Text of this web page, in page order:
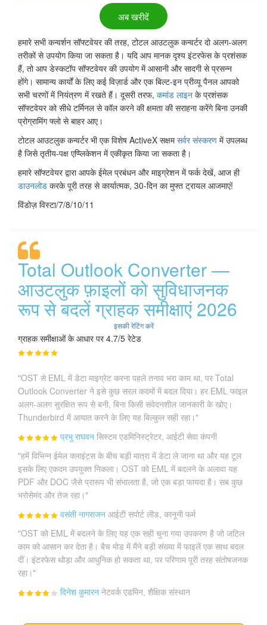
अब खरीदें
हमारे सभी कन्वर्शन सॉफ्टवेयर की तरह, टोटल आउटलुक कन्वर्टर दो अलग-अलग
तरीकों से उपयोग किया जा सकता है। यदि आप मानक दृश्य इंटरफेस के प्रशंसक
हैं, तो आप डेस्कटॉप सॉफ्टवेयर की उपयोग में आसानी और सादगी से प्रसन्न
होंगे। सामान्य कार्यों के लिए कई विज़ार्ड और एक बिल्ट-इन प्रीव्यू पैनल आपको
सभी चरणों में नियंत्रण में रखते हैं। दूसरी तरफ, कमांड लाइन के प्रशंसक
सॉफ्टवेयर को सीधे टर्मिनल से कॉल करने की क्षमता की सराहना करेंगे बिना उनकी
प्रोग्रामिंग फ्लो से बाहर आए।
टोटल आउटलुक कन्वर्टर भी एक विशेष ActiveX सक्षमसर्वर संस्करण में उपलब्ध
है जिसे तृतीय-पक्ष एप्प्लिकेशन में एकीकृत किया जा सकता है।
हमारे सॉफ्टवेयर द्वारा आपके ईमेल प्रबंधन और माइग्रेशन में फर्क देखें, आज ही
डाउनलोड करके पूरी तरह से कार्यात्मक, 30-दिन का मुफ्त ट्रायल आजमाएं!
विंडोज़ विस्टा/7/8/10/11
Total Outlook Converter —
आउटलुक फ़ाइलों को सुविधाजनक
रूप से बदलें ग्राहक समीक्षाएं 2026
इसकी रेटिंग करें
ग्राहक समीक्षाओं के आधार पर 4.7/5 रेटेड
"OST से EML में डेटा माइग्रेट करना पहले तनाव भरा काम था, पर Total
Outlook Converter ने इसे कुछ सरल कदमों में बदल दिया। हर EML फाइल
अलग-अलग सुरक्षित रूप से बनी, बिना किसी संवेदनशील जानकारी के खोए।
Thunderbird में आयात करने के लिए यह बिल्कुल सही रहा।"
प्रभु राघवन सिस्टम एडमिनिस्ट्रेटर, आईटी सेवा कंपनी
"हमें विभिन्न ईमेल क्लाइंट्स के बीच बड़ी मात्रा में डेटा ले जाना था और यह टूल
इसके लिए एकदम उपयुक्त निकला। OST को EML में बदलने के अलावा यह
PDF और DOC जैसे प्रारूप भी संभालता है, जो एक बड़ा फायदा है। सब कुछ
भरोसेमंद और तेज रहा।"
वसंती नागराजन आईटी सपोर्ट लीड, कानूनी फर्म
"OST को EML में बदलने के लिए यह एक सही चुना गया उपकरण है जो जटिल
काम को आसान कर देता है। बैच मोड में मैंने बड़ी संख्या में फाइलें एक साथ बदल
दीं। इंटरफेस थोड़ा और आधुनिक हो सकता था, पर परिणाम पूरी तरह संतोषजनक
रहा।"
दिनेश कुमारन नेटवर्क एडमिन, शैक्षिक संस्थान